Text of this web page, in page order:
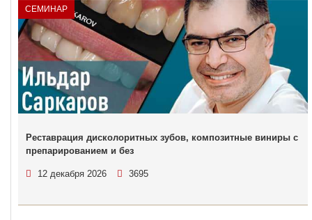
СЕМИНАР
Реставрация дисколоритных зубов, композитные виниры с
препарированием и без
12 декабря 2026 3695